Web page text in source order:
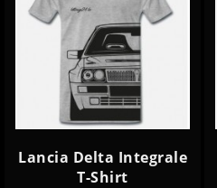
Lancia Delta Integrale
T-Shirt